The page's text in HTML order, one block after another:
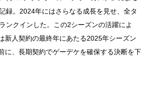
録。2024年にはさらなる成長を見せ、全タ
ンクインした。この2シーズンの活躍によ
新人契約の最終年にあたる2025年シーズン
に、長期契約でゲーデケを確保する決断を下